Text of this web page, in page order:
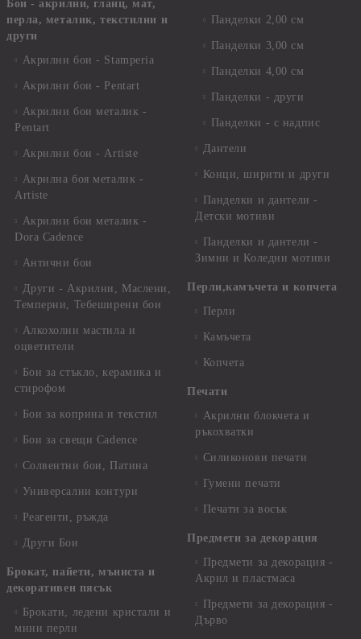
Бои - акрилни, гланц, мат,
перла, металик, текстилни и
други
Акрилни бои - Stamperia
Акрилни бои - Pentart
Акрилни бои металик -
Pentart
Акрилни бои - Artiste
Акрилна боя металик -
Artiste
Акрилни бои металик -
Dora Cadence
Антични бои
Други - Акрилни, Маслени,
Темперни, Тебеширени бои
Алкохолни мастила и
оцветители
Бои за стъкло, керамика и
стирофом
Бои за коприна и текстил
Бои за свещи Cadence
Солвентни бои, Патина
Универсални контури
Реагенти, ръжда
Други Бои
Брокат, пайети, мъниста и
декоративен пясък
Брокати, ледени кристали и
мини перли
Панделки 2,00 см
Панделки 3,00 см
Панделки 4,00 см
Панделки - други
Панделки - с надпис
Дантели
Конци, ширити и други
Панделки и дантели -
Детски мотиви
Панделки и дантели -
Зимни и Коледни мотиви
Перли,камъчета и копчета
Перли
Камъчета
Копчета
Печати
Акрилни блокчета и
ръкохватки
Силиконови печати
Гумени печати
Печати за восък
Предмети за декорация
Предмети за декорация -
Акрил и пластмаса
Предмети за декорация -
Дърво